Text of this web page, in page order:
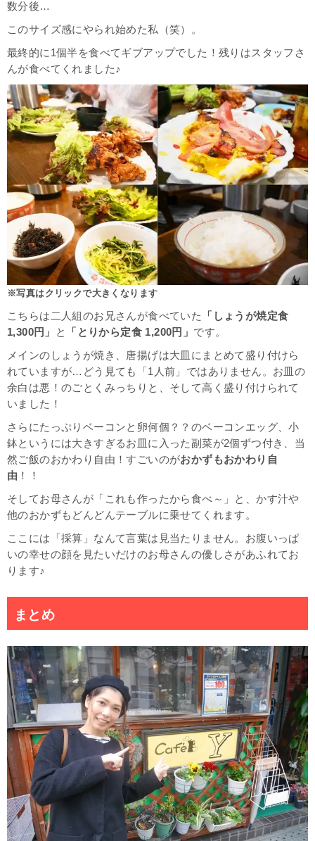
数分後…
このサイズ感にやられ始めた私（笑）。
最終的に1個半を食べてギブアップでした！残りはスタッフさ
んが食べてくれました♪
※写真はクリックで大きくなります
こちらは二人組のお兄さんが食べていた
「しょうが焼定食
1,300円」
と 「とりから定食 1,200円」 です。
メインのしょうが焼き、唐揚げは大皿にまとめて盛り付けら
れていますが…どう見ても「1人前」ではありません。お皿の
余白は悪！のごとくみっちりと、そして高く盛り付けられて
いました！
さらにたっぷりベーコンと卵何個？？のベーコンエッグ、小
鉢というには大きすぎるお皿に入った副菜が2個ずつ付き、当
然ご飯のおかわり自由！すごいのがおかずもおかわり自
由 ！！
そしてお母さんが「これも作ったから食べ～」と、かす汁や
他のおかずもどんどんテーブルに乗せてくれます。
ここには「採算」なんて言葉は見当たりません。お腹いっぱ
いの幸せの顔を見たいだけのお母さんの優しさがあふれてお
ります♪
まとめ